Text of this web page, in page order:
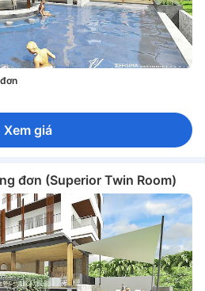
Xem giá
đơn (Superior Twin Room)